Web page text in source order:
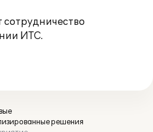
ИТС.
решения